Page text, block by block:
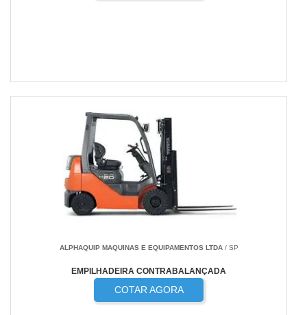
ALPHAQUIP MAQUINAS E EQUIPAMENTOS LTDA/ SP
EMPILHADEIRA CONTRABALANÇADA
COTAR AGORA